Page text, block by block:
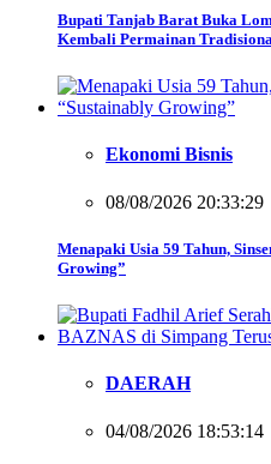
Bupati Tanjab Barat Buka
Kembali Permainan
Ekonomi Bisnis
08/08/2026 20:33:29
Menapaki Usia 59 Tahun,
Growing”
DAERAH
04/08/2026 18:53:14